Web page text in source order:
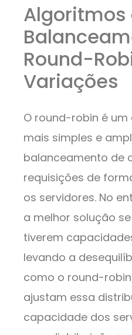
Algoritmos
Round-
Variações
O round-robin é
mais simples e
balanceamento de
requisições de
os servidores. No
a melhor solução
tiverem
levando a
como o round-
ajustam essa
capacidade dos